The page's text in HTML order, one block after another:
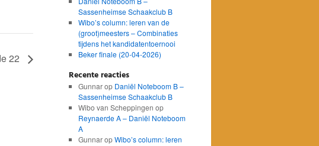
22
Sassenheimse Schaakclub B
Wibo’s column: leren van de
(groot)meesters – Combinaties
tijdens het kandidatentoernooi
Beker finale (20-04-2026)
Recente reacties
Gunnarop Daniël Noteboom B –
Sassenheimse Schaakclub B
Wibo van Scheppingen op
Reynaerde A – Daniël Noteboom
A
GunnaropWibo’s column: leren